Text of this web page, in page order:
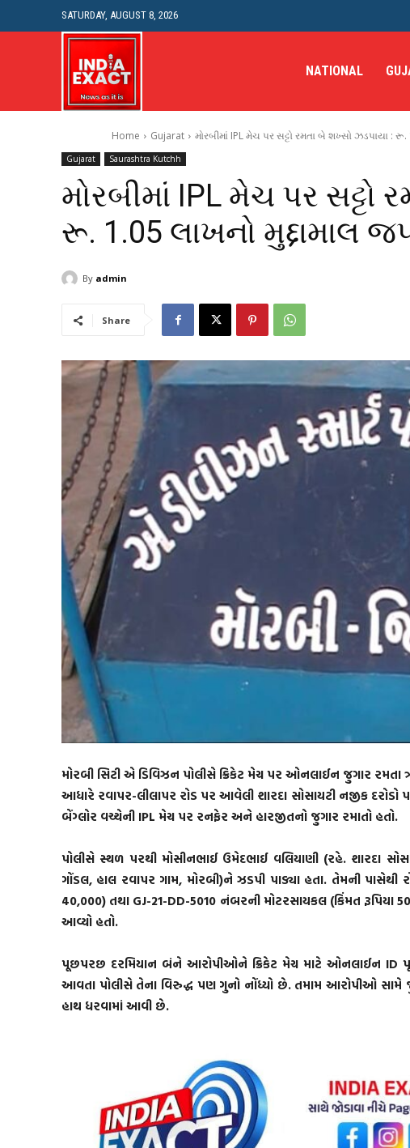
SATURDAY, AUGUST 8, 2026
NATIONAL
Home Gujarat મોરબીમાં IPL મેચ પર સટ્ટો રમતા બે શખ્સો ઝડપાયા : રૂ.
Gujarat Saurashtra Kutchh
મોરબીમાં IPL મેચ પર સટ્ટો
રૂ. 1.05 લાખનો મુદ્દામાલ
By admin
Share
મોરબી સિટી એ ડિવિઝન પોલીસે ક્રિકેટ મેચ પર ઓનલાઈન જુગાર રમતા
આધારે રવાપર-લીલાપર રોડ પર આવેલી શારદા સોસાયટી નજીક
બેંગ્લોર વચ્ચેની IPL મેચ પર રનફેર અને હારજીતનો જુગાર રમાતો હતો.
પોલીસે સ્થળ પરથી મોસીનભાઈ ઉમેદભાઈ વલિયાણી (રહે. શારદા
ગોંડલ, હાલ રવાપર ગામ, મોરબી)ને ઝડપી પાડ્યા હતા. તેમની પાસેથી
40,000) તથા GJ-21-DD-5010 નંબરની મોટરસાયકલ (કિંમત રૂપિયા
આવ્યો હતો.
પૂછપરછ દરમિયાન બંને આરોપીઓને ક્રિકેટ મેચ માટે ઓનલાઈન ID
આવતા પોલીસે તેના વિરુદ્ધ પણ ગુનો નોંધ્યો છે. તમામ આરોપીઓ સામે
હાથ ધરવામાં આવી છે.